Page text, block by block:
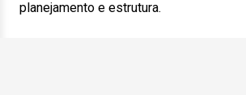
planejamento e estrutura.